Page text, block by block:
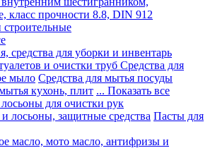
класс прочности 8.8, DIN 912
строительные
средства для уборки и инвентарь
и очистки труб Средства для
мыло Средства для мытья посуды
кухонь, плит ... Показать все
для очистки рук
лосьоны, защитные средства Пасты для
масло, мото масло, антифризы и